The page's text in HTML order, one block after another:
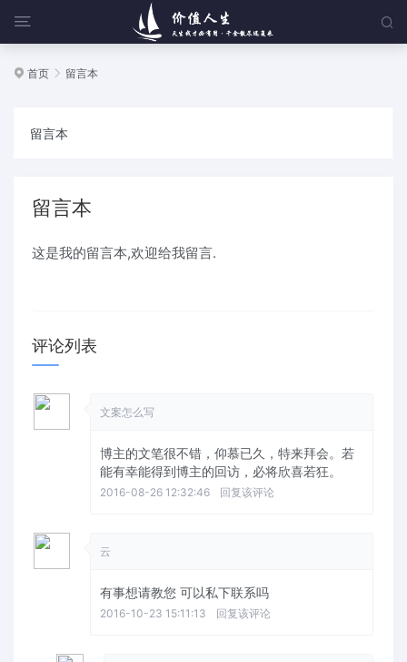
 
 首页  留言本
留言本
留言本
这是我的留言本,欢迎给我留言.
评论列表
文案怎么写
博主的文笔很不错，仰慕已久，特来拜会。若
能有幸能得到博主的回访，必将欣喜若狂。
2016-08-26 12:32:46 回复该评论
云
有事想请教您 可以私下联系吗
2016-10-23 15:11:13 回复该评论